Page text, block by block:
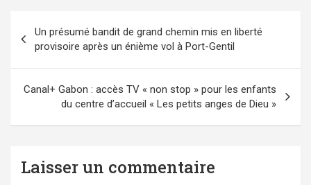
de
l’article
Un présumé bandit de grand chemin mis en liberté
provisoire après un énième vol à Port-Gentil
Canal+ Gabon : accès TV « non stop » pour les enfants
du centre d’accueil « Les petits anges de Dieu »
Laisser un commentaire